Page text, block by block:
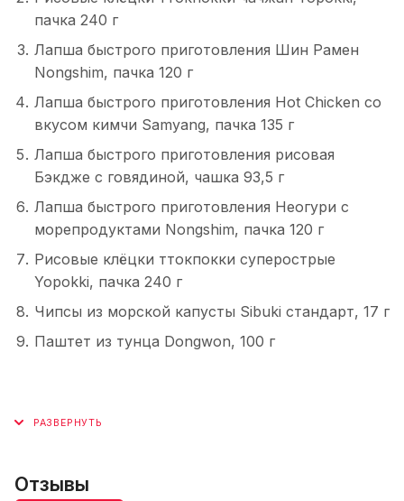
пачка 240 г
Лапша быстрого приготовления Шин Рамен
Nongshim, пачка 120 г
Лапша быстрого приготовления Hot Chicken со
вкусом кимчи Samyang, пачка 135 г
Лапша быстрого приготовления рисовая
Бэкдже с говядиной, чашка 93,5 г
Лапша быстрого приготовления Неогури с
морепродуктами Nongshim, пачка 120 г
Рисовые клёцки ттокпокки суперострые
Yopokki, пачка 240 г
Чипсы из морской капусты Sibuki стандарт, 17 г
Паштет из тунца Dongwon, 100 г
Отзывы